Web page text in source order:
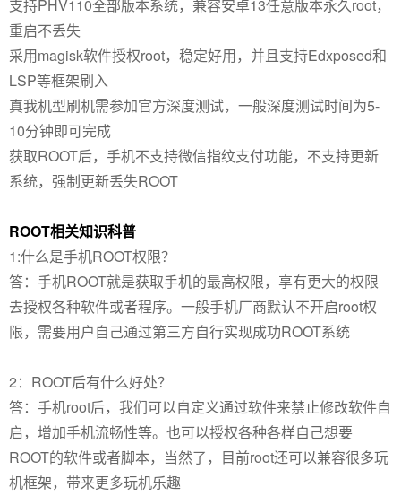
支持PHV110全部版本系统，兼容安卓13任意版本永久root，
重启不丢失
采用magisk软件授权root，稳定好用，并且支持Edxposed和
LSP等框架刷入
真我机型刷机需参加官方深度测试，一般深度测试时间为5-
10分钟即可完成
获取ROOT后，手机不支持微信指纹支付功能，不支持更新
系统，强制更新丢失ROOT
ROOT相关知识科普
1:什么是手机ROOT权限？
答：手机ROOT就是获取手机的最高权限，享有更大的权限
去授权各种软件或者程序。一般手机厂商默认不开启root权
限，需要用户自己通过第三方自行实现成功ROOT系统
2：ROOT后有什么好处？
答：手机root后，我们可以自定义通过软件来禁止修改软件自
启，增加手机流畅性等。也可以授权各种各样自己想要
ROOT的软件或者脚本，当然了，目前root还可以兼容很多玩
机框架，带来更多玩机乐趣